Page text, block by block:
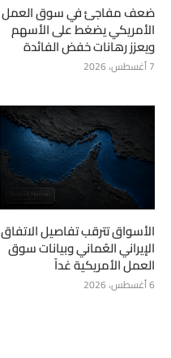
ضعف مفاجئ في سوق العمل
الأمريكي يضغط على الأسهم
ويعزز رهانات خفض الفائدة
7 أغسطس، 2026
الأسواق تترقب تفاصيل الاتفاق
الإيراني العُماني وبيانات سوق
العمل الأمريكية غداً
6 أغسطس، 2026